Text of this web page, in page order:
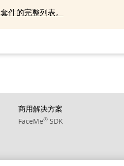
件的完整列表。
商用解决方案
FaceMe®SDK